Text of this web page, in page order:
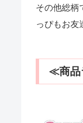
その他総柄
っぴもお友
≪商品